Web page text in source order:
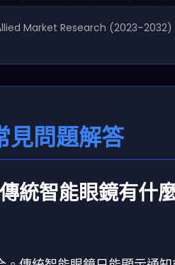
Market Research (2023–2032)
見問題解答
統智能眼鏡有什